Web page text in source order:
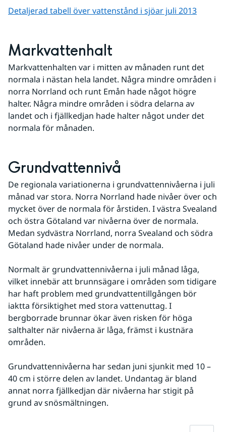
Detaljerad tabell över vattenstånd i sjöar juli 2013
Markvattenhalt
Markvattenhalten var i mitten av månaden runt det
normala i nästan hela landet. Några mindre områden i
norra Norrland och runt Emån hade något högre
halter. Några mindre områden i södra delarna av
landet och i fjällkedjan hade halter något under det
normala för månaden.
Grundvattennivå
De regionala variationerna i grundvattennivåerna i juli
månad var stora. Norra Norrland hade nivåer över och
mycket över de normala för årstiden. I västra Svealand
och östra Götaland var nivåerna över de normala.
Medan sydvästra Norrland, norra Svealand och södra
Götaland hade nivåer under de normala.
Normalt är grundvattennivåerna i juli månad låga,
vilket innebär att brunnsägare i områden som tidigare
har haft problem med grundvattentillgången bör
iaktta försiktighet med stora vattenuttag. I
bergborrade brunnar ökar även risken för höga
salthalter när nivåerna är låga, främst i kustnära
områden.
Grundvattennivåerna har sedan juni sjunkit med 10 –
40 cm i större delen av landet. Undantag är bland
annat norra fjällkedjan där nivåerna har stigit på
grund av snösmältningen.